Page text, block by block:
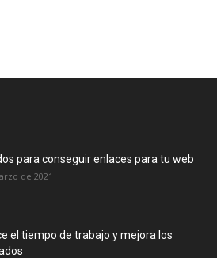
para conseguir enlaces para tu web
de 2021
el tiempo de trabajo y mejora los